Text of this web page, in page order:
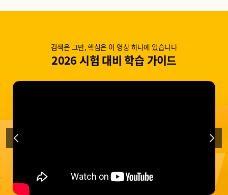
검색은 그만, 핵심은 이 영상 하나에 있습니다
2026 시험 대비 학습 가이드